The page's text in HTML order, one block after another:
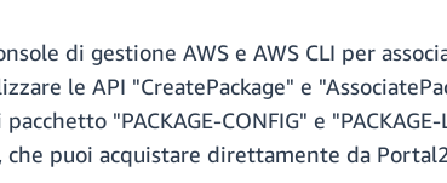
di gestione AWS e AWS CLI per
le API "CreatePackage" e
"PACKAGE-CONFIG" e
che puoi acquistare direttamente da